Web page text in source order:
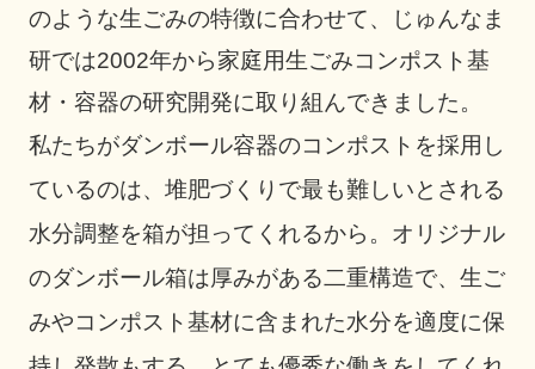
のような生ごみの特徴に合わせて、じゅんなま
研では2002年から家庭用生ごみコンポスト基
材・容器の研究開発に取り組んできました。
私たちがダンボール容器のコンポストを採用し
ているのは、堆肥づくりで最も難しいとされる
水分調整を箱が担ってくれるから。オリジナル
のダンボール箱は厚みがある二重構造で、生ご
みやコンポスト基材に含まれた水分を適度に保